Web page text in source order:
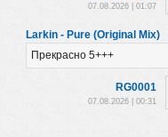
07.08.2026 | 01:07
Larkin - Pure (Original Mix)
Прекрасно 5+++
RG0001
07.08.2026 | 00:31